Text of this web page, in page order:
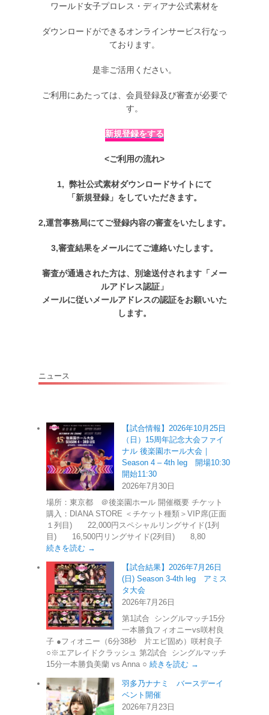
月
が
ワールド女子プロレス・ディアナ公式素材を
ダウンロードができるオンラインサービス行なっ
ております。
是非ご活用ください。
ご利用にあたっては、会員登録及び審査が必要で
す。
新規登録をする
<ご利用の流れ>
1, 弊社公式素材ダウンロードサイトにて
「新規登録」をしていただきます。
2,運営事務局にてご登録内容の審査をいたします。
3,審査結果をメールにてご連絡いたします。
審査が通過された方は、別途送付されます「メー
ルアドレス認証」
メールに従いメールアドレスの認証をお願いいた
します。
ニュース
【試合情報】2026年10月25日
（日）15周年記念大会ファイ
ナル 後楽園ホール大会｜
Season 4 – 4th leg 開場10:30
開始11:30
2026年7月30日
場所：東京都 ＠後楽園ホール 開催概要 チケット
購入：DIANA STORE ＜チケット種類＞VIP席(正面
１列目) 22,000円スペシャルリングサイド(1列
目) 16,500円リングサイド(2列目) 8,80
続きを読む →
【試合結果】2026年7月26日
(日) Season 3-4th leg アミス
タ大会
2026年7月26日
第1試合 シングルマッチ15分
一本勝負フィオニーvs咲村良
子 ●フィオニー（6分38秒 片エビ固め）咲村良子
○※エアレイドクラッシュ 第2試合 シングルマッチ
15分一本勝負美蘭 vs Anna ○ 続きを読む →
羽多乃ナナミ バースデーイ
ベント開催
2026年7月23日